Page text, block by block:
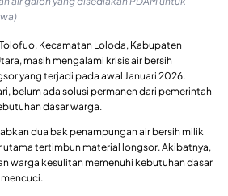
Kecamatan Loloda, Kabupaten
masih mengalami krisis air bersih
yang terjadi pada awal Januari 2026.
belum ada solusi permanen dari pemerintah
dasar warga.
dua bak penampungan air bersih milik
utama tertimbun material longsor. Akibatnya,
warga kesulitan memenuhi kebutuhan dasar